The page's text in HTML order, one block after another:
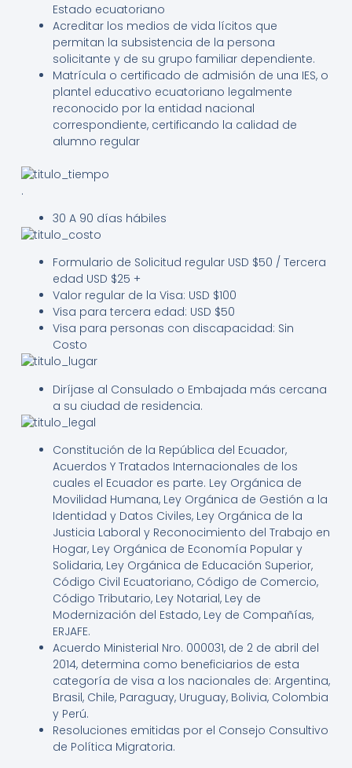
Estado ecuatoriano
Acreditar los medios de vida lícitos que
permitan la subsistencia de la persona
solicitante y de su grupo familiar dependiente.
Matrícula o certificado de admisión de una IES, o
plantel educativo ecuatoriano legalmente
reconocido por la entidad nacional
correspondiente, certificando la calidad de
alumno regular
.
30 A 90 días hábiles
Formulario de Solicitud regular USD $50 / Tercera
edad USD $25 +
Valor regular de la Visa: USD $100
Visa para tercera edad: USD $50
Visa para personas con discapacidad: Sin
Costo
Diríjase al Consulado o Embajada más cercana
a su ciudad de residencia.
Constitución de la República del Ecuador,
Acuerdos Y Tratados Internacionales de los
cuales el Ecuador es parte. Ley Orgánica de
Movilidad Humana, Ley Orgánica de Gestión a la
Identidad y Datos Civiles, Ley Orgánica de la
Justicia Laboral y Reconocimiento del Trabajo en
Hogar, Ley Orgánica de Economía Popular y
Solidaria, Ley Orgánica de Educación Superior,
Código Civil Ecuatoriano, Código de Comercio,
Código Tributario, Ley Notarial, Ley de
Modernización del Estado, Ley de Compañías,
ERJAFE.
Acuerdo Ministerial Nro. 000031, de 2 de abril del
2014, determina como beneficiarios de esta
categoría de visa a los nacionales de: Argentina,
Brasil, Chile, Paraguay, Uruguay, Bolivia, Colombia
y Perú.
Resoluciones emitidas por el Consejo Consultivo
de Política Migratoria.